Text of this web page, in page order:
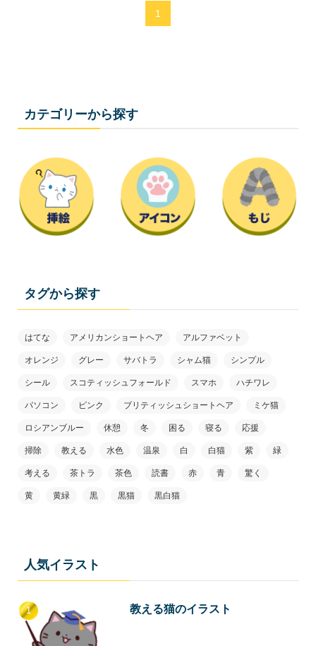
1
カテゴリーから探す
タグから探す
はてな アメリカンショートヘア アルファベット
オレンジ グレー サバトラ シャム猫 シンプル
シール スコティッシュフォールド スマホ ハチワレ
パソコン ピンク ブリティッシュショートヘア ミケ猫
ロシアンブルー 休憩 冬 困る 寝る 応援
掃除 教える 水色 温泉 白 白猫 紫 緑
考える 茶トラ 茶色 読書 赤 青 驚く
黄 黄緑 黒 黒猫 黒白猫
人気イラスト
教える猫のイラスト